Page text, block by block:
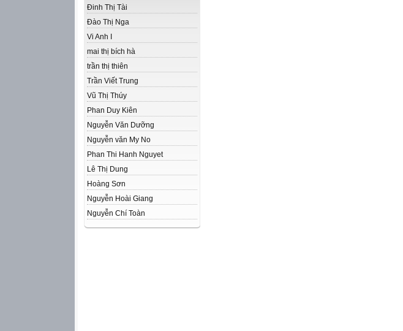
Đinh Thị Tài
Đào Thị Nga
Vi Anh I
mai thị bích hà
trần thị thiên
Trần Viết Trung
Vũ Thị Thúy
Phan Duy Kiên
Nguyễn Văn Dưỡng
Nguyễn văn My No
Phan Thi Hanh Nguyet
Lê Thị Dung
Hoàng Sơn
Nguyễn Hoài Giang
Nguyễn Chí Toàn